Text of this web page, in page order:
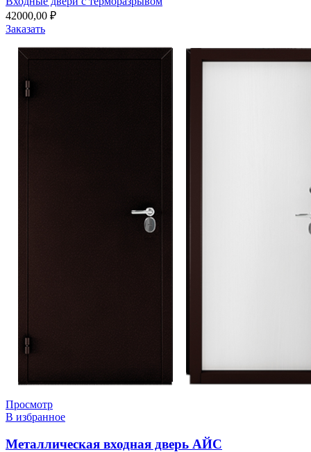
42000,00 ₽
Заказать
Просмотр
В избранное
Металлическая входная дверь АЙС